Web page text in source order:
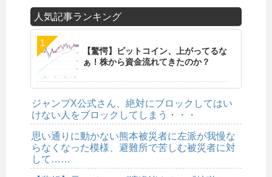
人気記事ランキング
【驚愕】ビットコイン、上がってるな
ぁ！株から資金流れてきたのか？
ジャンプX公式さん、絶対にブロックしてはい
けない人をブロックしてしまう・・・
思い通りに動かない熊本被災者に左派が我慢な
らなくなった模様、避難所で苦しむ被災者に対
して……